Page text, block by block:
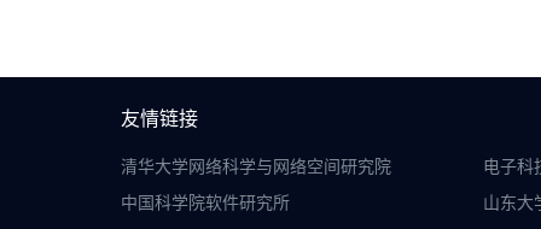
友情链接
清华大学网络科学与网络空间研究院
电子科
中国科学院软件研究所
山东大